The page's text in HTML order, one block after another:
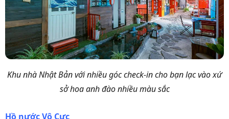
Khu nhà Nhật Bản với nhiều góc check-in cho bạn lạc vào xứ
sở hoa anh đào nhiều màu sắc
Hồ nước Vô Cực